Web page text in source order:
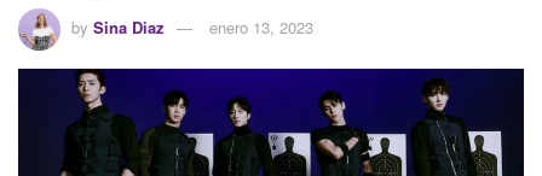
by Sina Diaz enero 13, 2023